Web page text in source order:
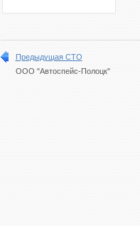
Предыдущая СТО
ООО "Автоспейс-Полоцк"